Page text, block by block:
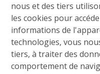
nous et des tiers
les cookies pour
informations de
technologies, vous
tiers, à traiter des
comportement de